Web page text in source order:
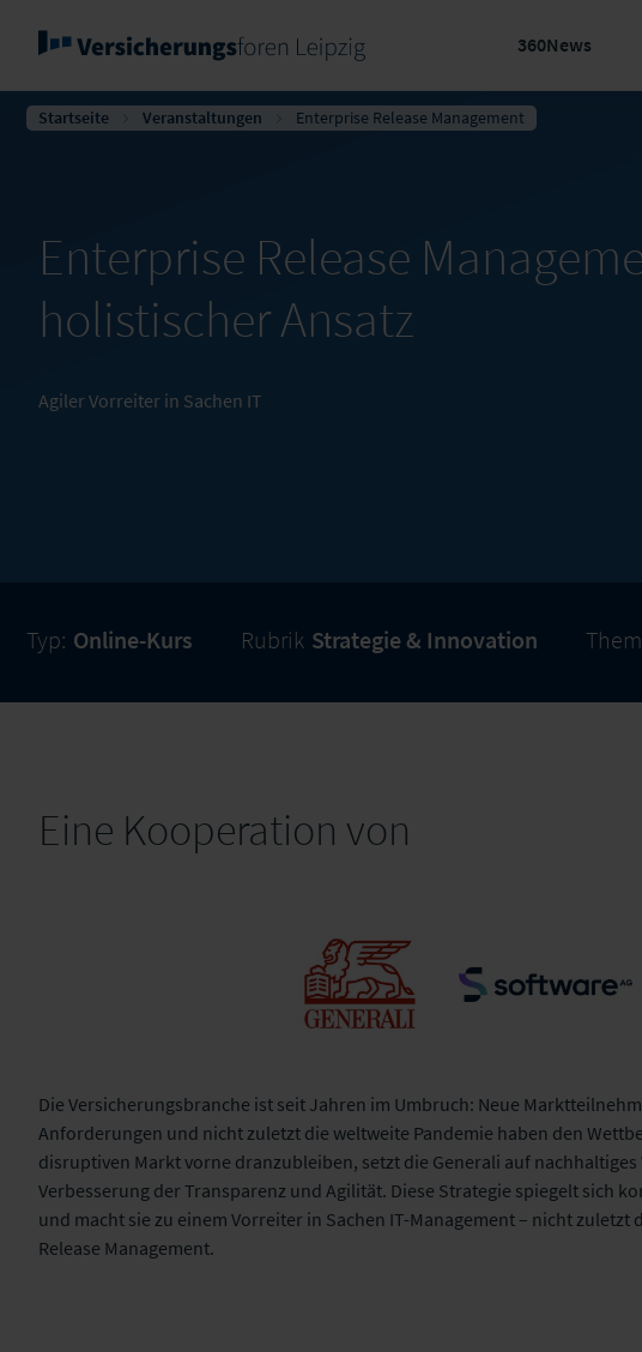
360News
Startseite Veranstaltungen Enterprise Release Management
Enterprise Release
holistischer Ansatz
Agiler Vorreiter in Sachen IT
Typ: Online-Kurs Rubrik Strategie & Innovation
Eine Kooperation von
Generali Software AG
Die Versicherungsbranche ist seit Jahren im Umbruch: Neue
Anforderungen und nicht zuletzt die weltweite Pandemie haben den
disruptiven Markt vorne dranzubleiben, setzt die Generali auf
Verbesserung der Transparenz und Agilität. Diese Strategie spiegelt sich
und macht sie zu einem Vorreiter in Sachen IT-Management – nicht
Release Management.